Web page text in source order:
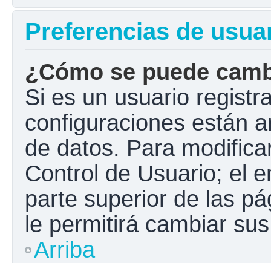
Preferencias de
¿Cómo se puede
Si es un usuario
configuraciones están
de datos. Para
Control de Usuario; el
parte superior de las
le permitirá cambiar
Arriba